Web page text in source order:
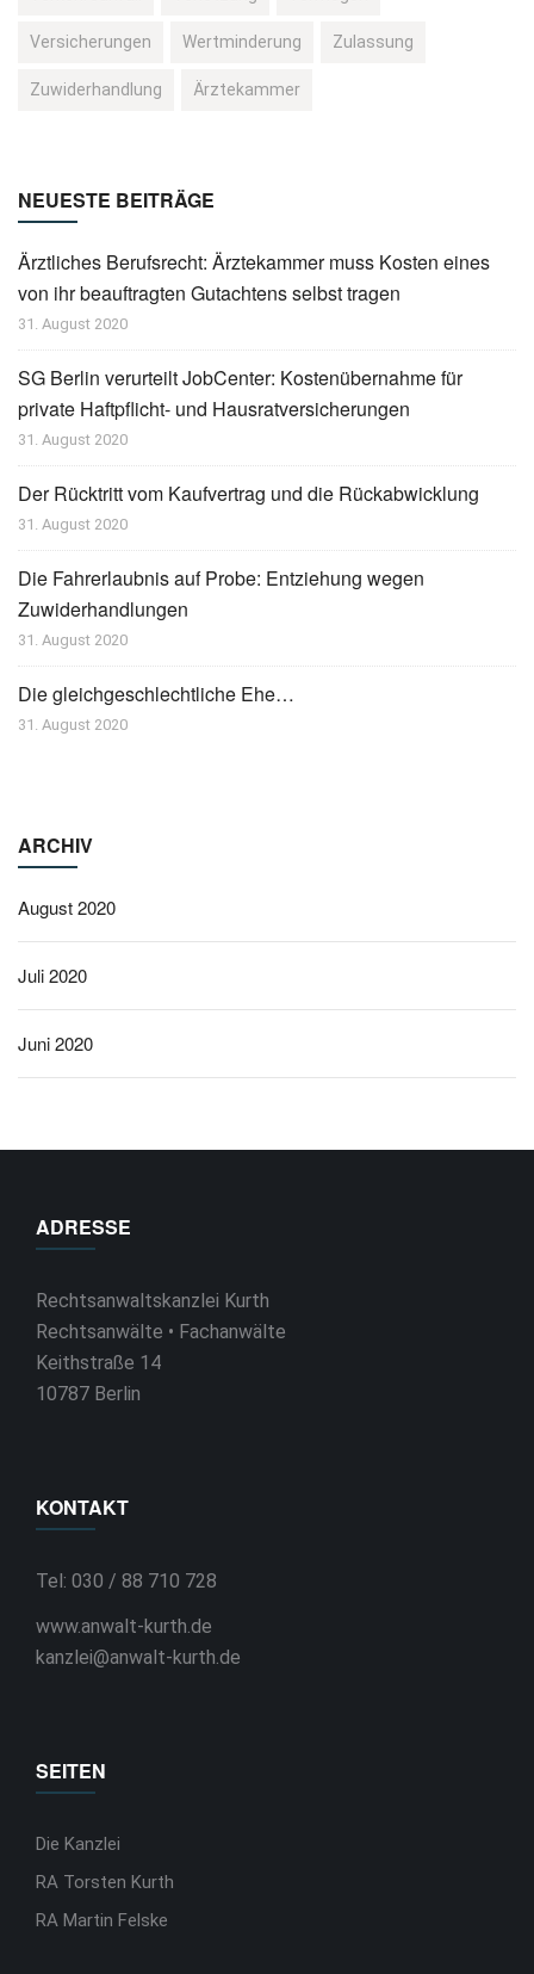
Versicherungen Wertminderung Zulassung
Zuwiderhandlung Ärztekammer
NEUESTE BEITRÄGE
Ärztliches Berufsrecht: Ärztekammer muss Kosten eines
von ihr beauftragten Gutachtens selbst tragen
31. August 2020
SG Berlin verurteilt JobCenter: Kostenübernahme für
private Haftpflicht- und Hausratversicherungen
31. August 2020
Der Rücktritt vom Kaufvertrag und die Rückabwicklung
31. August 2020
Die Fahrerlaubnis auf Probe: Entziehung wegen
Zuwiderhandlungen
31. August 2020
Die gleichgeschlechtliche Ehe…
31. August 2020
ARCHIV
August 2020
Juli 2020
Juni 2020
ADRESSE
Rechtsanwaltskanzlei Kurth
Rechtsanwälte • Fachanwälte
Keithstraße 14
10787 Berlin
KONTAKT
Tel: 030 / 88 710 728
www.anwalt-kurth.de
kanzlei@anwalt-kurth.de
SEITEN
Die Kanzlei
RA Torsten Kurth
RA Martin Felske